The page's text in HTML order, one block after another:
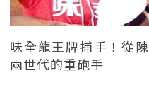
味全龍王牌捕手！從
兩世代的重砲手